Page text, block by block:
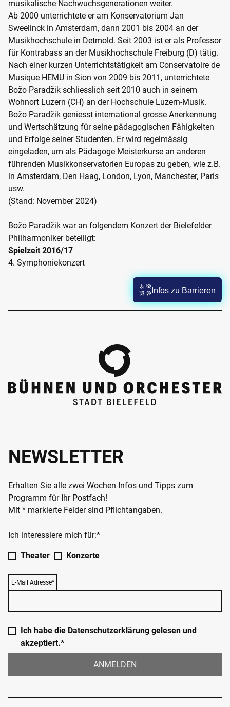
musikalische Nachwuchsgenerationen weiter.
Ab 2000 unterrichtete er am Konservatorium Jan
Sweelinck in Amsterdam, dann 2001 bis 2004 an der
Musikhochschule in Detmold. Seit 2003 ist er als Professor
für Kontrabass an der Musikhochschule Freiburg (D) tätig.
Nach einer kurzen Unterrichtstätigkeit am Conservatoire de
Musique HEMU in Sion von 2009 bis 2011, unterrichtete
Božo Paradžik schliesslich seit 2010 auch in seinem
Wohnort Luzern (CH) an der Hochschule Luzern-Musik.
Božo Paradžik geniesst international grosse Anerkennung
und Wertschätzung für seine pädagogischen Fähigkeiten
und Erfolge seiner Studenten. Er wird regelmässig
eingeladen, um als Pädagoge Meisterkurse an anderen
führenden Musikkonservatorien Europas zu geben, wie z.B.
in Amsterdam, Den Haag, London, Lyon, Manchester, Paris
usw.
(Stand: November 2024)
Božo Paradžik war an folgendem Konzert der Bielefelder
Philharmoniker beteiligt:
Spielzeit 2016/17
4. Symphoniekonzert
NEWSLETTER
Erhalten Sie alle zwei Wochen Infos und Tipps zum
Programm für Ihr Postfach!
Mit * markierte Felder sind Pflichtangaben.
Ich interessiere mich für:*
Theater Konzerte
E-Mail Adresse*
Ich habe die Datenschutzerklärung gelesen und
akzeptiert.*
ANMELDEN
Infos zu Barrieren